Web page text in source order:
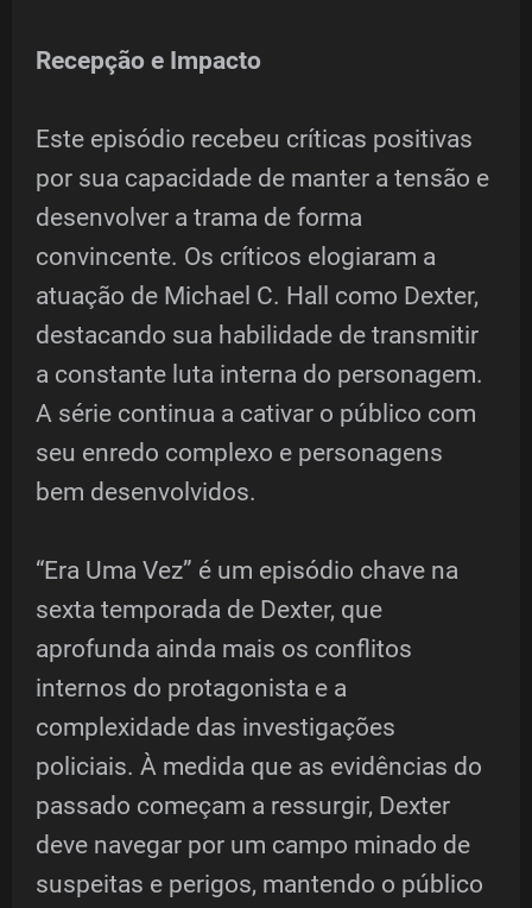
Recepção e Impacto
Este episódio recebeu críticas positivas
por sua capacidade de manter a tensão e
desenvolver a trama de forma
convincente. Os críticos elogiaram a
atuação de Michael C. Hall como Dexter,
destacando sua habilidade de transmitir
a constante luta interna do personagem.
A série continua a cativar o público com
seu enredo complexo e personagens
bem desenvolvidos.
“Era Uma Vez” é um episódio chave na
sexta temporada de Dexter, que
aprofunda ainda mais os conflitos
internos do protagonista e a
complexidade das investigações
policiais. À medida que as evidências do
passado começam a ressurgir, Dexter
deve navegar por um campo minado de
suspeitas e perigos, mantendo o público